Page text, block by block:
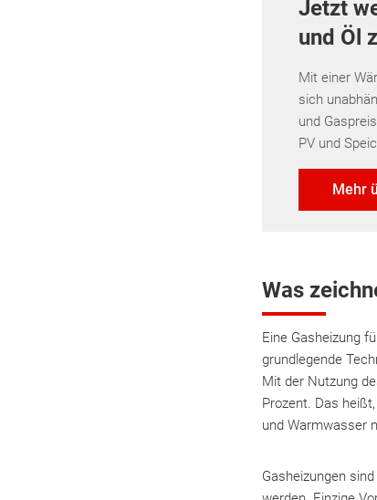
Jetzt
und Öl
Mit einer
sich
und
PV und
Mehr
Was
Eine Gasheizung
grundlegende
Mit der Nutzung
Prozent. Das
und Warmwasser
Gasheizungen